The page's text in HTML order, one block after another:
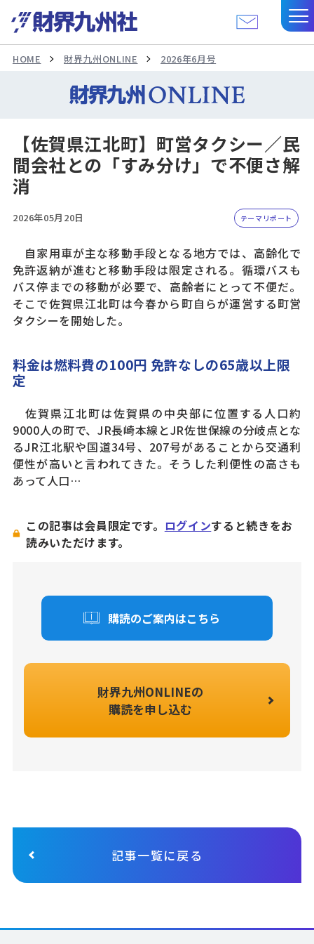
HOME 財界九州ONLINE 2026年6月号
【佐賀県江北町】町営タクシー／民
間会社との「すみ分け」で不便さ解
消
2026年05月20日 テーマリポート
自家用車が主な移動手段となる地方では、高齢化で
免許返納が進むと移動手段は限定される。循環バスも
バス停までの移動が必要で、高齢者にとって不便だ。
そこで佐賀県江北町は今春から町自らが運営する町営
タクシーを開始した。
料金は燃料費の100円 免許なしの65歳以上限
定
佐賀県江北町は佐賀県の中央部に位置する人口約
9000人の町で、JR長崎本線とJR佐世保線の分岐点とな
るJR江北駅や国道34号、207号があることから交通利
便性が高いと言われてきた。そうした利便性の高さも
あって人口…
この記事は会員限定です。 ログインすると続きをお
読みいただけます。
購読のご案内はこちら
財界九州ONLINEの
購読を申し込む
記事一覧に戻る